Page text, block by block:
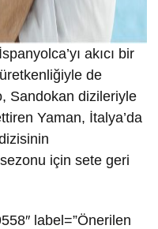
akıcı bir
de
Sandokan dizileriyle
Yaman, İtalya’da
için sete geri
label=”Önerilen